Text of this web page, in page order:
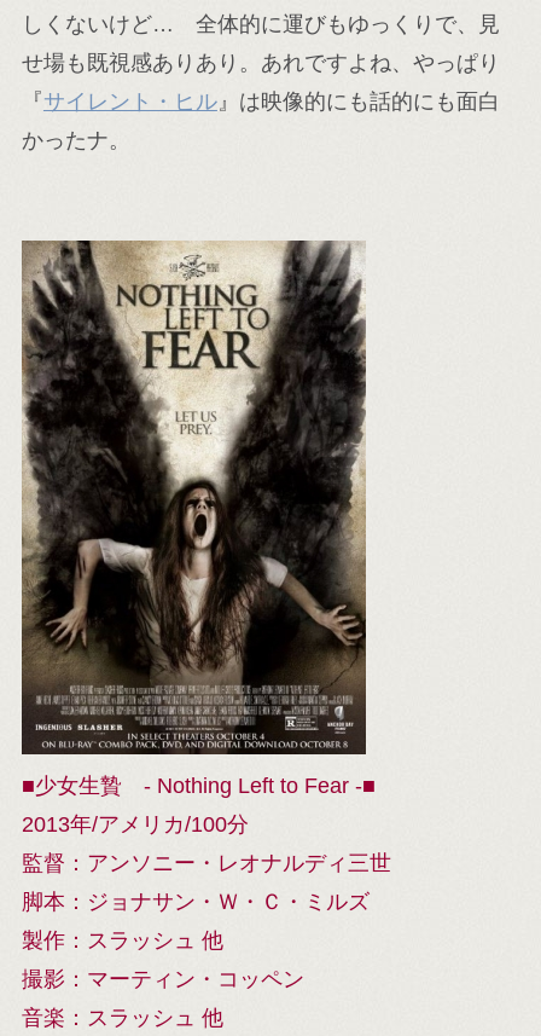
しくないけど… 全体的に運びもゆっくりで、見
せ場も既視感ありあり。あれですよね、やっぱり
『サイレント・ヒル』は映像的にも話的にも面白
かったナ。
■少女生贄 - Nothing Left to Fear -■
2013年/アメリカ/100分
監督：アンソニー・レオナルディ三世
脚本：ジョナサン・Ｗ・Ｃ・ミルズ
製作：スラッシュ 他
撮影：マーティン・コッペン
音楽：スラッシュ 他